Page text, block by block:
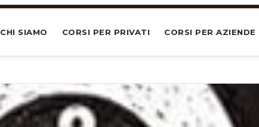
CHI SIAMO CORSI PER PRIVATI CORSI PER AZIENDE